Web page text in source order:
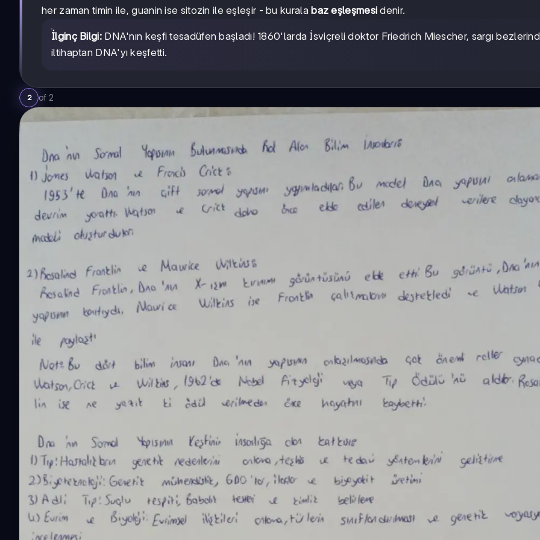
her zaman timin ile, guanin ise sitozin ile eşleşir - bu kuralabaz eşleşmesi denir.
İlginç Bilgi:DNA'nın keşfi tesadüfen başladı! 1860'larda İsviçreli doktor Friedrich Miescher, sargı
iltihaptan DNA'yı keşfetti.
2 of 2